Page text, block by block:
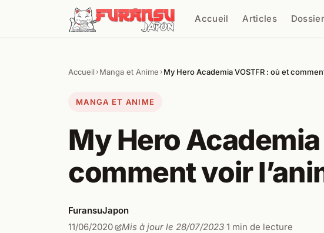
Aller au contenu
Accueil Articles
Chercher
Accueil › Manga et Anime › My Hero Academia VOSTFR : où et
MANGA ET ANIME
My Hero Academia
comment voir
FuransuJapon
11/06/2020· Mis à jour le 28/07/2023·1 min de lecture